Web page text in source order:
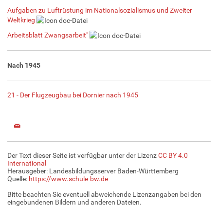
Aufgaben zu Luftrüstung im Nationalsozialismus und Zweiter
Weltkrieg
Arbeitsblatt Zwangsarbeit"
Nach 1945
21 - Der Flugzeugbau bei Dornier nach 1945
Der Text dieser Seite ist verfügbar unter der LizenzCC BY 4.0
International
Herausgeber: Landesbildungsserver Baden-Württemberg
Quelle: https://www.schule-bw.de
Bitte beachten Sie eventuell abweichende Lizenzangaben bei den
eingebundenen Bildern und anderen Dateien.